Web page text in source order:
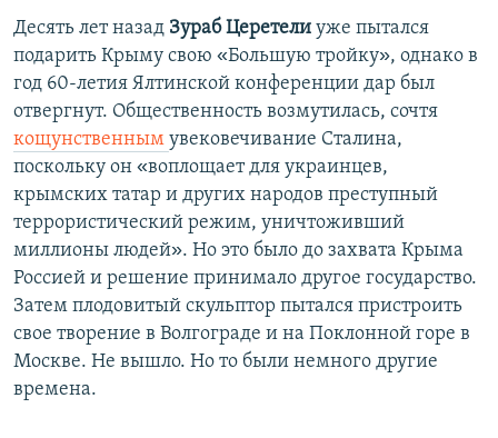
Десять лет назад Зураб Церетели уже пытался
подарить Крыму свою «Большую тройку», однако в
год 60-летия Ялтинской конференции дар был
отвергнут. Общественность возмутилась, сочтя
кощунственным увековечивание Сталина,
поскольку он «воплощает для украинцев,
крымских татар и других народов преступный
террористический режим, уничтоживший
миллионы людей». Но это было до захвата Крыма
Россией и решение принимало другое государство.
Затем плодовитый скульптор пытался пристроить
свое творение в Волгограде и на Поклонной горе в
Москве. Не вышло. Но то были немного другие
времена.